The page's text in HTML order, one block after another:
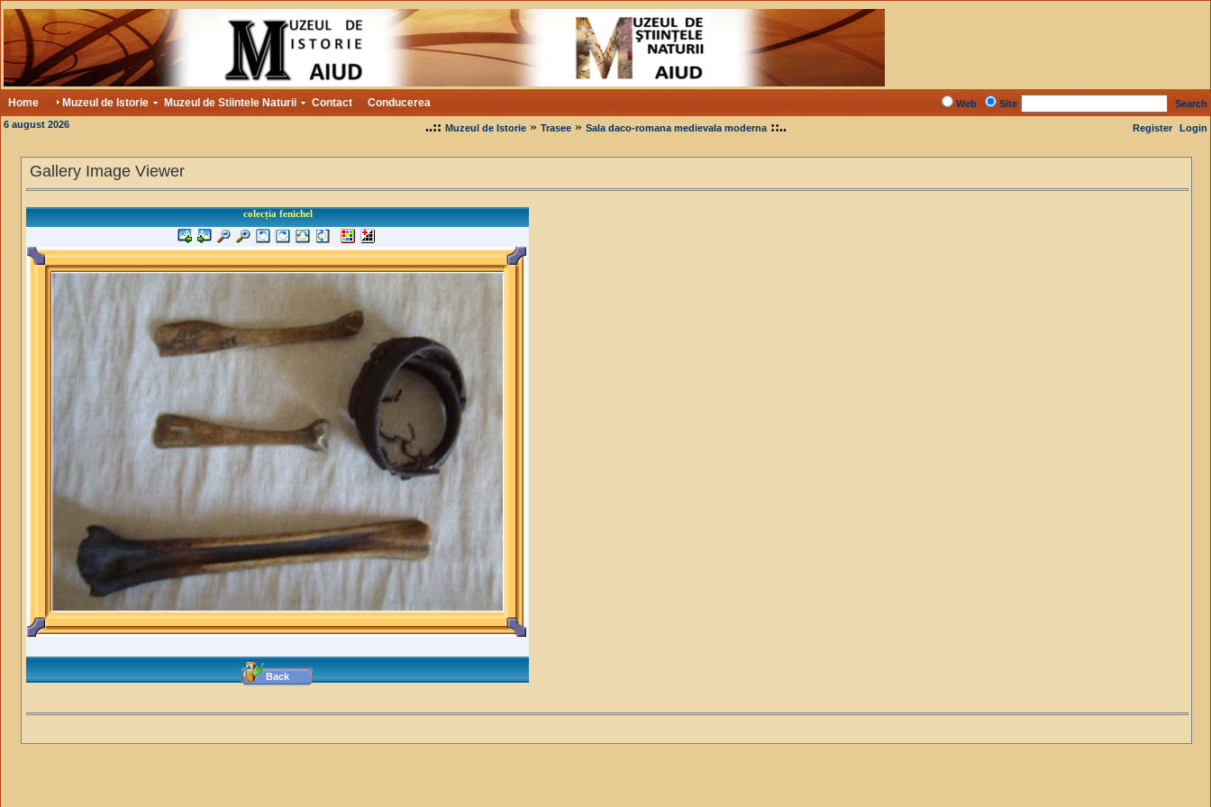
Home Muzeul de Istorie Muzeul de Stiintele Naturii Contact Conducerea Web Site
Search
6 august 2026
..:: Muzeul de Istorie» Trasee» Sala daco-romana medievala moderna ::.. Register Login
Gallery Image Viewer
colecția fenichel